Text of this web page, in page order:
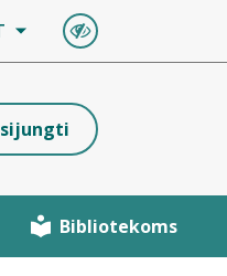
Bibliotekoms